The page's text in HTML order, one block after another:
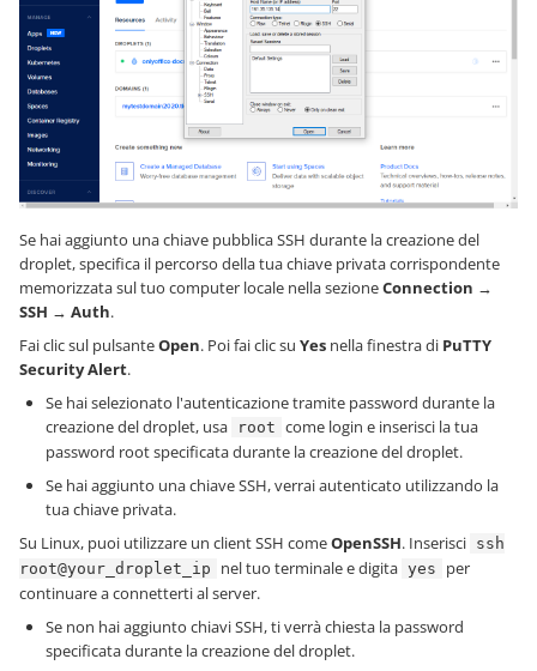
Se hai aggiunto una chiave pubblica SSH durante la creazione del
droplet, specifica il percorso della tua chiave privata corrispondente
memorizzata sul tuo computer locale nella sezioneConnection →
SSH → Auth.
Fai clic sul pulsanteOpen. Poi fai clic su Yes nella finestra di PuTTY
Security Alert.
Se hai selezionato l'autenticazione tramite password durante la
creazione del droplet, usa
root come login e inserisci la tua
password root specificata durante la creazione del droplet.
Se hai aggiunto una chiave SSH, verrai autenticato utilizzando la
tua chiave privata.
Su Linux, puoi utilizzare un client SSH comeOpenSSH. Inserisci ssh
root@your_droplet_ip
nel tuo terminale e digita yes
per
continuare a connetterti al server.
Se non hai aggiunto chiavi SSH, ti verrà chiesta la password
specificata durante la creazione del droplet.